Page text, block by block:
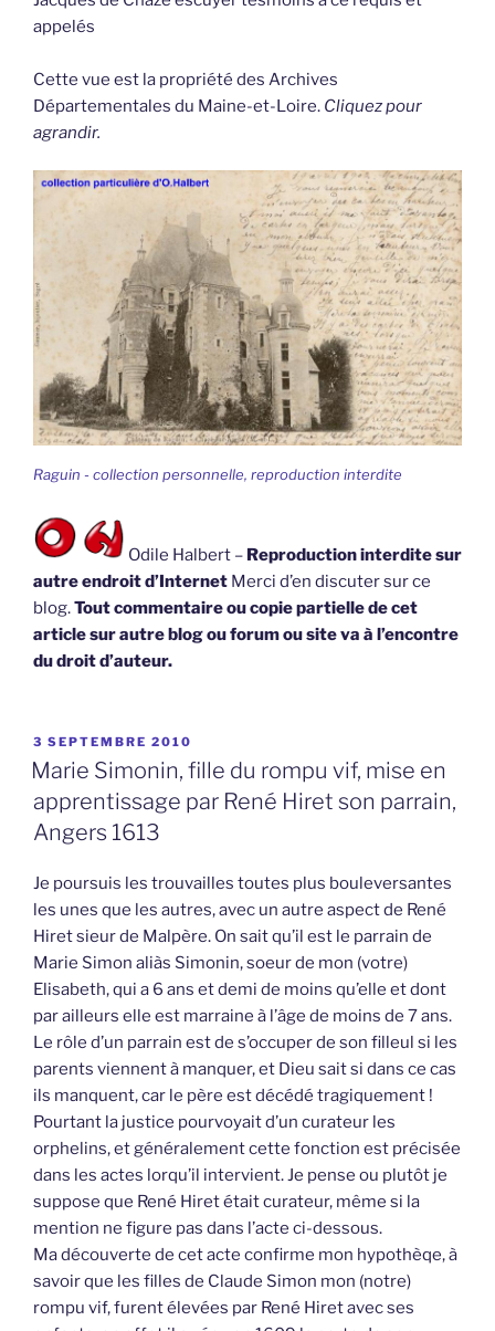
appelés
Cette vue est la propriété des Archives
Départementales du Maine-et-Loire. Cliquez pour
agrandir.
Raguin - collection personnelle, reproduction interdite
Odile Halbert – Reproduction interdite sur
autre endroit d’Internet Merci d’en discuter sur ce
blog.Tout commentaire ou copie partielle de cet
article sur autre blog ou forum ou site va à l’encontre
du droit d’auteur.
PUBLIÉ
LE
3 SEPTEMBRE 2010
Marie Simonin, fille du rompu vif, mise en
apprentissage par René Hiret son parrain,
Angers 1613
Je poursuis les trouvailles toutes plus bouleversantes
les unes que les autres, avec un autre aspect de René
Hiret sieur de Malpère. On sait qu’il est le parrain de
Marie Simon aliàs Simonin, soeur de mon (votre)
Elisabeth, qui a 6 ans et demi de moins qu’elle et dont
par ailleurs elle est marraine à l’âge de moins de 7 ans.
Le rôle d’un parrain est de s’occuper de son filleul si les
parents viennent à manquer, et Dieu sait si dans ce cas
ils manquent, car le père est décédé tragiquement !
Pourtant la justice pourvoyait d’un curateur les
orphelins, et généralement cette fonction est précisée
dans les actes lorqu’il intervient. Je pense ou plutôt je
suppose que René Hiret était curateur, même si la
mention ne figure pas dans l’acte ci-dessous.
Ma découverte de cet acte confirme mon hypothèqe, à
savoir que les filles de Claude Simon mon (notre)
rompu vif, furent élevées par René Hiret avec ses